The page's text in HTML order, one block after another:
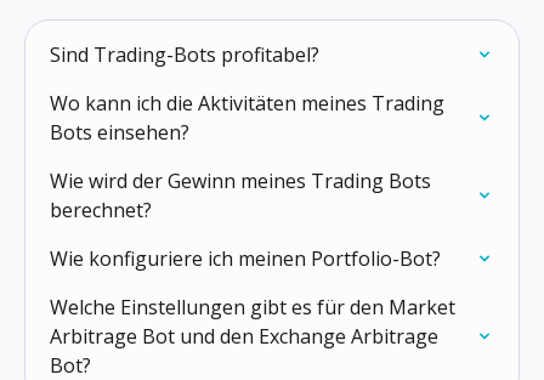
Sind Trading-Bots profitabel?
Wo kann ich die Aktivitäten meines Trading
Bots einsehen?
Wie wird der Gewinn meines Trading Bots
berechnet?
Wie konfiguriere ich meinen Portfolio-Bot?
Welche Einstellungen gibt es für den Market
Arbitrage Bot und den Exchange Arbitrage
Bot?